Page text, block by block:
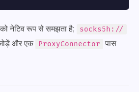
नेटिव रूप से समझता है;
socks5h://
और एक ProxyConnector पास